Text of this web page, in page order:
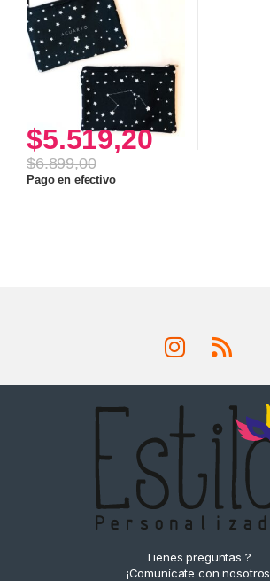
$5.519,20
$6.899,00
Pago en efectivo
Tienes preguntas ?
¡Comunícate con nosotros